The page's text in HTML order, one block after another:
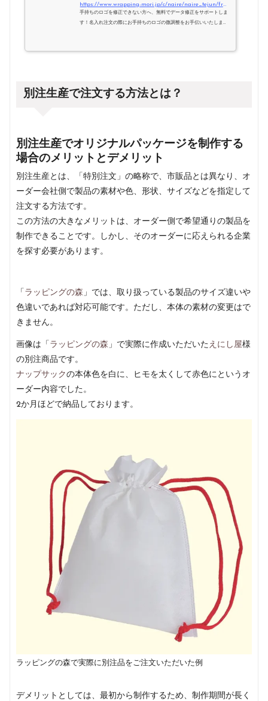
https://www.wrapping-mori.jp/c/naire/naire_tejun/freelogo
手持ちのロゴを修正できない方へ、無料でデータ修正をサポートしま
す！名入れ注文の際にお手持ちのロゴの微調整をお手伝いいたしま
別注生産で注文する方法とは？
別注生産でオリジナルパッケージを制作する
場合のメリットとデメリット
別注生産とは、「特別注文」の略称で、市販品とは異なり、オ
ーダー会社側で製品の素材や色、形状、サイズなどを指定して
注文する方法です。
この方法の大きなメリットは、オーダー側で希望通りの製品を
制作できることです。しかし、そのオーダーに応えられる企業
を探す必要があります。
「 ラッピングの森」では、取り扱っている製品のサイズ違いや
色違いであれば対応可能です。ただし、本体の素材の変更はで
きません。
画像は「 ラッピングの森」で実際に作成いただいたえにし屋様
の別注商品です。
ナップサックの本体色を白に、ヒモを太くして赤色にというオ
ーダー内容でした。
2か月ほどで納品しております。
ラッピングの森で実際に別注品をご注文いただいた例
デメリットとしては、最初から制作するため、制作期間が長く